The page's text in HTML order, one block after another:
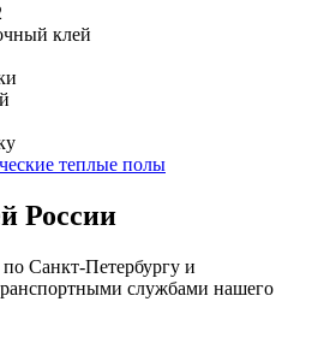
клей
теплые полы
России
по Санкт-Петербургу и
службами нашего